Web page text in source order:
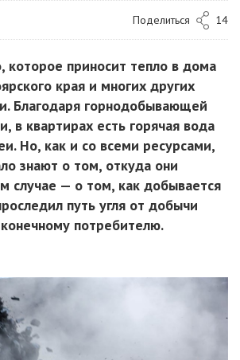
Поделиться 14
которое приносит тепло в дома
края и многих других
Благодаря горнодобывающей
в квартирах есть горячая вода
Но, как и со всеми ресурсами,
знают о том, откуда они
случае — о том, как добывается
путь угля от добычи
потребителю.